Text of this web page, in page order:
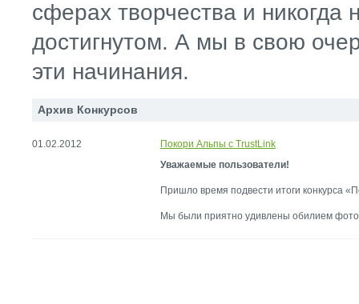
сферах творчества и никогда
достигнутом. А мы в свою
эти начинания.
Архив Конкурсов
01.02.2012
Покори Альпы с TrustLink
Уважаемые пользователи!
Пришло время подвести итоги конкурса
Мы были приятно удивлены обилием